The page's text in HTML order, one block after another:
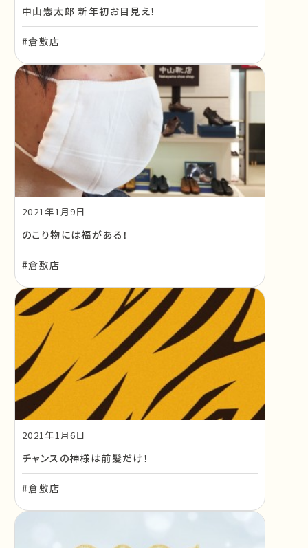
中山憲太郎 新年初お目見え！
#倉敷店
2021年1月9日
のこり物には福がある！
#倉敷店
2021年1月6日
チャンスの神様は前髪だけ！
#倉敷店